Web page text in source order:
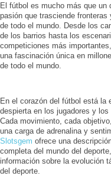
El fútbol es mucho más que un
pasión que trasciende fronteras
de todo el mundo. Desde los
de los barrios hasta los
competiciones más
una fascinación única en
de todo el mundo.
En el corazón del fútbol está la
despierta en los jugadores y los
Cada movimiento, cada
una carga de adrenalina y
Slotsgem ofrece una
completa del mundo del
información sobre la evolución
del deporte.